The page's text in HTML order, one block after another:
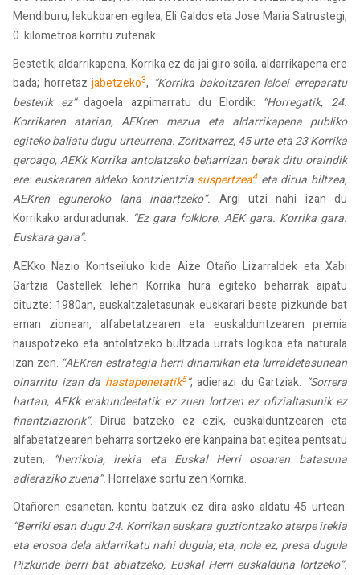
Mendiburu, lekukoaren egilea; Eli Galdos eta Jose Maria Satrustegi,
0. kilometroa korritu zutenak...
Bestetik, aldarrikapena. Korrika ez da jai giro soila, aldarrikapena ere
bada; horretazjabetzeko3, “Korrika bakoitzaren leloei erreparatu
besterik ez”dagoela azpimarratu du Elordik: “Horregatik, 24.
Korrikaren atarian, AEKren mezua eta aldarrikapena publiko
egiteko baliatu dugu urteurrena. Zoritxarrez, 45 urte eta 23 Korrika
geroago, AEKk Korrika antolatzeko beharrizan berak ditu oraindik
ere: euskararen aldeko kontzientzia suspertzea4eta dirua biltzea,
AEKren eguneroko lana indartzeko”. Argi utzi nahi izan du
Korrikako arduradunak: “Ez gara folklore. AEK gara. Korrika gara.
Euskara gara”.
AEKko Nazio Kontseiluko kide Aize Otaño Lizarraldek eta Xabi
Gartzia Castellek lehen Korrika hura egiteko beharrak aipatu
dituzte: 1980an, euskaltzaletasunak euskarari beste pizkunde bat
eman zionean, alfabetatzearen eta euskalduntzearen premia
hauspotzeko eta antolatzeko bultzada urrats logikoa eta naturala
izan zen. “AEKren estrategia herri dinamikan eta lurraldetasunean
oinarritu izan da hastapenetatik5”, adierazi du Gartziak. “Sorrera
hartan, AEKk erakundeetatik ez zuen lortzen ez ofizialtasunik ez
finantziaziorik”. Dirua batzeko ez ezik, euskalduntzearen eta
alfabetatzearen beharra sortzeko ere kanpaina bat egitea pentsatu
zuten,
“herrikoia, irekia eta Euskal Herri osoaren batasuna
adieraziko zuena”.Horrelaxe sortu zen Korrika.
Otañoren esanetan, kontu batzuk ez dira asko aldatu 45 urtean:
“Berriki esan dugu 24. Korrikan euskara guztiontzako aterpe irekia
eta erosoa dela aldarrikatu nahi dugula; eta, nola ez, presa dugula
Pizkunde berri bat abiatzeko, Euskal Herri euskalduna lortzeko”.